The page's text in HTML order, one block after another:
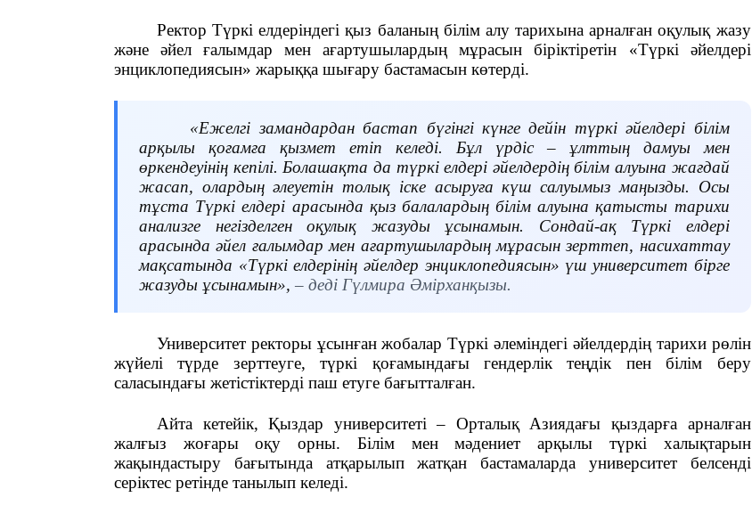
Ректор Түркі елдеріндегі қыз баланың білім алу тарихына арналған оқулық жазу
және әйел ғалымдар мен ағартушылардың мұрасын біріктіретін «Түркі әйелдері
энциклопедиясын» жарыққа шығару бастамасын көтерді.
«Ежелгі замандардан бастап бүгінгі күнге дейін түркі әйелдері білім
арқылы қоғамға қызмет етіп келеді. Бұл үрдіс – ұлттың дамуы мен
өркендеуінің кепілі. Болашақта да түркі елдері әйелдердің білім алуына жағдай
жасап, олардың әлеуетін толық іске асыруға күш салуымыз маңызды. Осы
тұста Түркі елдері арасында қыз балалардың білім алуына қатысты тарихи
анализге негізделген оқулық жазуды ұсынамын. Сондай-ақ Түркі елдері
арасында әйел ғалымдар мен ағартушылардың мұрасын зерттеп, насихаттау
мақсатында «Түркі елдерінің әйелдер энциклопедиясын» үш университет бірге
жазуды ұсынамын», – деді Гүлмира Әмірханқызы.
Университет ректоры ұсынған жобалар Түркі әлеміндегі әйелдердің тарихи рөлін
жүйелі түрде зерттеуге, түркі қоғамындағы гендерлік теңдік пен білім беру
саласындағы жетістіктерді паш етуге бағытталған.
Айта кетейік, Қыздар университеті – Орталық Азиядағы қыздарға арналған
жалғыз жоғары оқу орны. Білім мен мәдениет арқылы түркі халықтарын
жақындастыру бағытында атқарылып жатқан бастамаларда университет белсенді
серіктес ретінде танылып келеді.